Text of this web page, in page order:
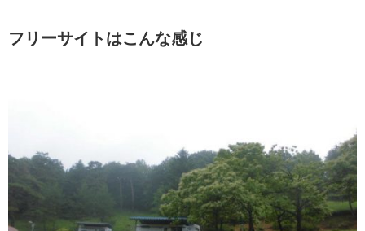
フリーサイトはこんな感じ